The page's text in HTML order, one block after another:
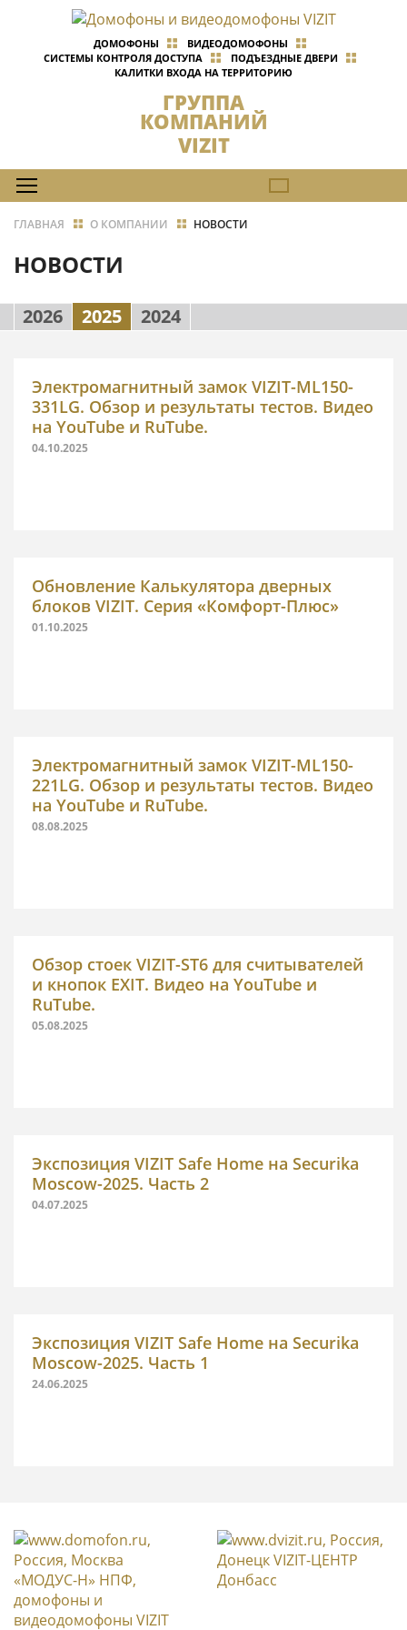
ДОМОФОНЫ
ВИДЕОДОМОФОНЫ
СИСТЕМЫ КОНТРОЛЯ ДОСТУПА
ПОДЪЕЗДНЫЕ ДВЕРИ
КАЛИТКИ ВХОДА НА ТЕРРИТОРИЮ
ГРУППА
КОМПАНИЙ
VIZIT
ГЛАВНАЯ О КОМПАНИИ НОВОСТИ
НОВОСТИ
2026 2025 2024
Электромагнитный замок VIZIT-ML150-
331LG. Обзор и результаты тестов. Видео
на YouTube и RuTube.
04.10.2025
Обновление Калькулятора дверных
блоков VIZIT. Серия «Комфорт-Плюс»
01.10.2025
Электромагнитный замок VIZIT-ML150-
221LG. Обзор и результаты тестов. Видео
на YouTube и RuTube.
08.08.2025
Обзор стоек VIZIT-ST6 для считывателей
и кнопок EXIT. Видео на YouTube и
RuTube.
05.08.2025
Экспозиция VIZIT Safe Home на Securika
Moscow-2025. Часть 2
04.07.2025
Экспозиция VIZIT Safe Home на Securika
Moscow-2025. Часть 1
24.06.2025